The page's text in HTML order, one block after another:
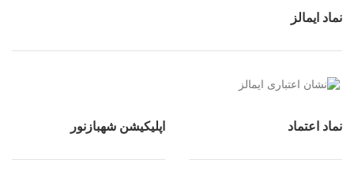
نماد ایمالز
نماد اعتماد اپلیکیشن شهبازنور